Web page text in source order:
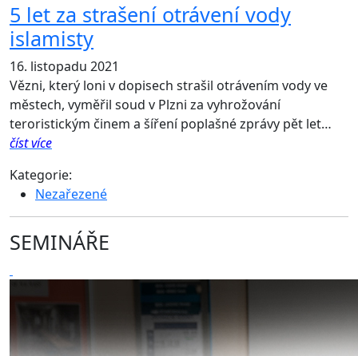
5 let za strašení otrávení vody
islamisty
16. listopadu 2021
Vězni, který loni v dopisech strašil otrávením vody ve
městech, vyměřil soud v Plzni za vyhrožování
teroristickým činem a šíření poplašné zprávy pět let…
číst více
Kategorie:
Nezařezené
SEMINÁŘE